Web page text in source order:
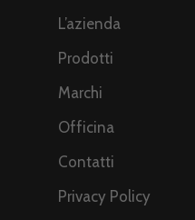
L’azienda
Prodotti
Marchi
Officina
Contatti
Privacy Policy